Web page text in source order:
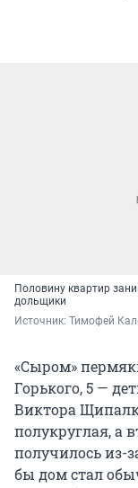
Половину квартир
дольщики
Источник: Тимофей
«Сыром»
Горького, 5 —
Виктора
полукруглая, а
получилось из-
бы дом стал